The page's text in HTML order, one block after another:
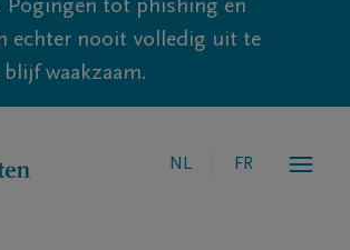
Pogingen tot phishing en
echter nooit volledig uit te
waakzaam.
NL FR